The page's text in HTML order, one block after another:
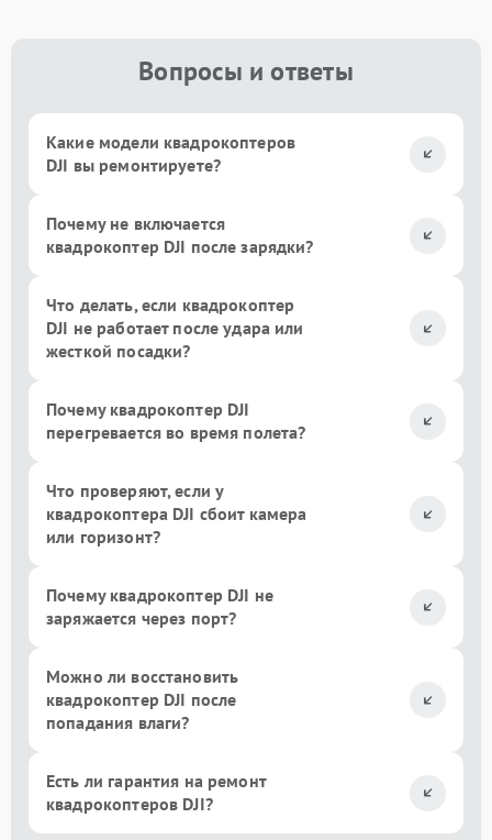
Вопросы и ответы
Какие модели квадрокоптеров
DJI вы ремонтируете?
Почему не включается
квадрокоптер DJI после зарядки?
Что делать, если квадрокоптер
DJI не работает после удара или
жесткой посадки?
Почему квадрокоптер DJI
перегревается во время полета?
Что проверяют, если у
квадрокоптера DJI сбоит камера
или горизонт?
Почему квадрокоптер DJI не
заряжается через порт?
Можно ли восстановить
квадрокоптер DJI после
попадания влаги?
Есть ли гарантия на ремонт
квадрокоптеров DJI?